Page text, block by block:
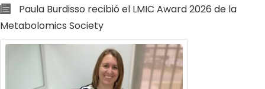
Paula Burdisso recibió el LMIC Award 2026 de la
Metabolomics Society